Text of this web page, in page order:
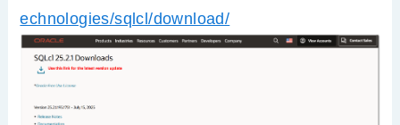
echnologies/sqlcl/download/